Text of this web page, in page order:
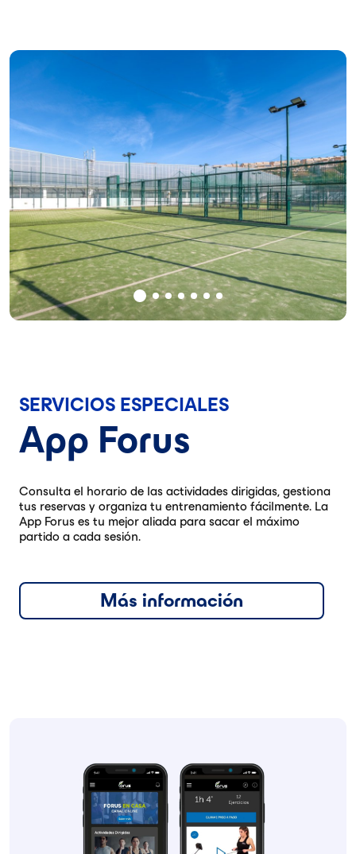
SERVICIOS ESPECIALES
App Forus
Consulta el horario de las actividades dirigidas, gestiona
tus reservas y organiza tu entrenamiento fácilmente. La
App Forus es tu mejor aliada para sacar el máximo
partido a cada sesión.
Más información